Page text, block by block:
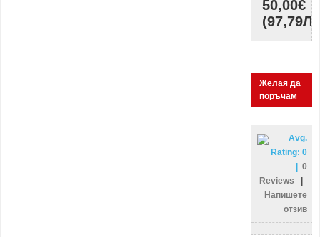
50,00€
Желая да
поръчам
Avg.
Rating: 0
0
Reviews
Напишете
отзив